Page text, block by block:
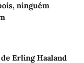
ninguém
Erling Haaland